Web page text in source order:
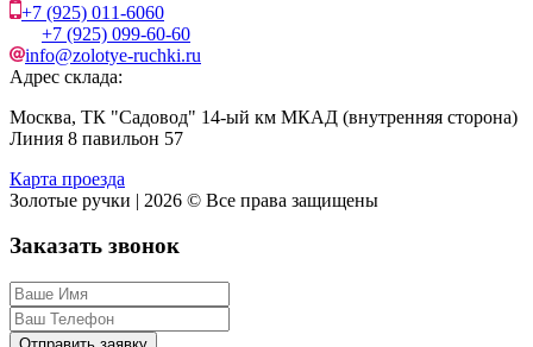
+7 (925) 011-6060
+7 (925) 099-60-60
info@zolotye-ruchki.ru
Адрес склада:
Москва, ТК "Садовод" 14-ый км МКАД (внутренняя сторона)
Линия 8 павильон 57
Карта проезда
Золотые ручки | 2026 © Все права защищены
Заказать звонок